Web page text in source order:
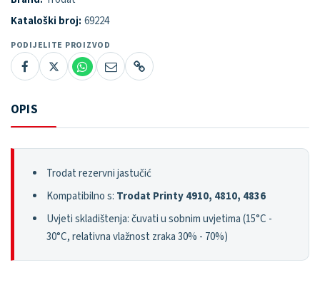
Kataloški broj: 69224
PODIJELITE PROIZVOD
OPIS
Trodat rezervni jastučić
Kompatibilno s: Trodat Printy 4910, 4810, 4836
Uvjeti skladištenja: čuvati u sobnim uvjetima (15°C -
30°C, relativna vlažnost zraka 30% - 70%)